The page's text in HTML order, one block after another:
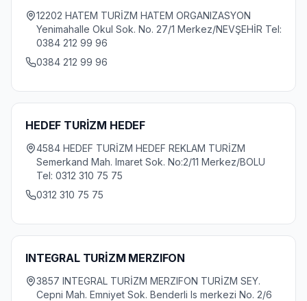
12202 HATEM TURİZM HATEM ORGANIZASYON
Yenimahalle Okul Sok. No. 27/1 Merkez/NEVŞEHİR Tel:
0384 212 99 96
0384 212 99 96
HEDEF TURİZM HEDEF
4584 HEDEF TURİZM HEDEF REKLAM TURİZM
Semerkand Mah. Imaret Sok. No:2/11 Merkez/BOLU
Tel: 0312 310 75 75
0312 310 75 75
INTEGRAL TURİZM MERZIFON
3857 INTEGRAL TURİZM MERZIFON TURİZM SEY.
Cepni Mah. Emniyet Sok. Benderli Is merkezi No. 2/6